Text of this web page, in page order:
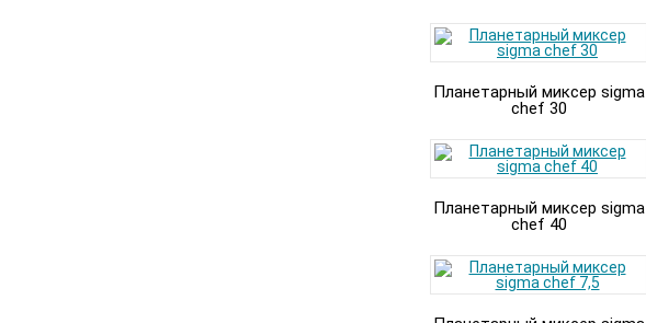
Планетарный миксер sigma
chef 30
Планетарный миксер sigma
chef 40